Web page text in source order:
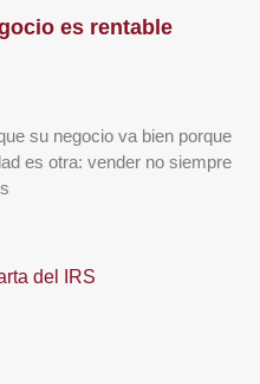
es rentable
su negocio va bien porque
es otra: vender no siempre